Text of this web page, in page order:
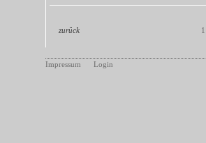
zurück 1
Impressum Login